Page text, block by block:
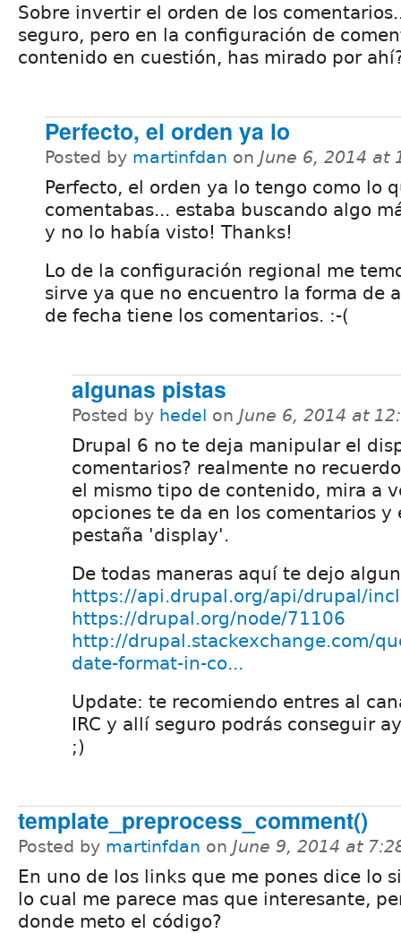
Sobre invertir el orden de los
seguro, pero en la configuración de
contenido en cuestión, has mirado por
Perfecto, el orden ya lo
Posted by martinfdan on June 6, 2014 at
Perfecto, el orden ya lo tengo como lo
comentabas... estaba buscando algo
y no lo había visto! Thanks!
Lo de la configuración regional me
sirve ya que no encuentro la forma de
de fecha tiene los comentarios. :-(
algunas pistas
Posted by hedel on June 6, 2014 at
Drupal 6 no te deja manipular el
comentarios? realmente no
el mismo tipo de contenido, mira a
opciones te da en los comentarios y
pestaña 'display'.
De todas maneras aquí te dejo
https://api.drupal.org/api/drupal/
https://drupal.org/node/71106
http://drupal.stackexchange.com/
date-format-in-co...
Update: te recomiendo entres al
IRC y allí seguro podrás conseguir
;)
template_preprocess_comment()
Posted by martinfdan on June 9, 2014 at
En uno de los links que me pones dice lo
lo cual me parece mas que interesante,
donde meto el código?